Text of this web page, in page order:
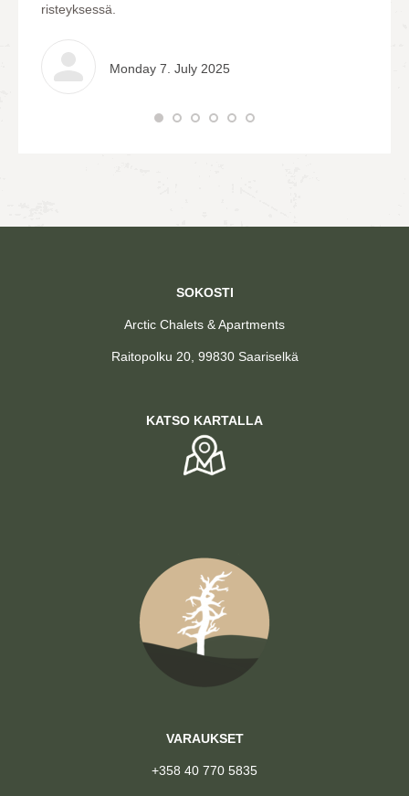
risteyksessä.
Monday 7. July 2025
SOKOSTI
Arctic Chalets & Apartments
Raitopolku 20, 99830 Saariselkä
KATSO KARTALLA
VARAUKSET
+358 40 770 5835